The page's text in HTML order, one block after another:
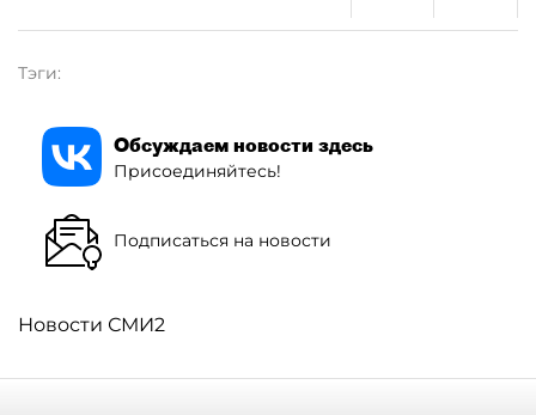
Тэги:
Обсуждаем новости здесь
Присоединяйтесь!
Подписаться на новости
Новости СМИ2